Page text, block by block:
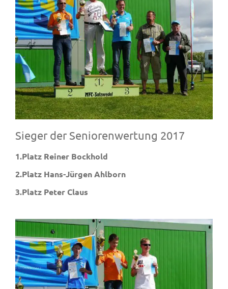
Sieger der Seniorenwertung 2017
1.Platz Reiner Bockhold
2.Platz Hans-Jürgen Ahlborn
3.Platz Peter Claus